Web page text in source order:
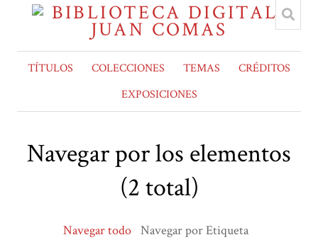
TÍTULOS COLECCIONES TEMAS
CRÉDITOS
EXPOSICIONES
Navegar por los elementos
(2 total)
Navegar todo Navegar por Etiqueta